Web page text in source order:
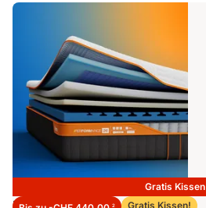
Gratis Kissen
2 Gratis Kissen!
Emma Performance 26 Matratze